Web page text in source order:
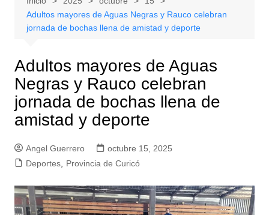
Adultos mayores de Aguas Negras y Rauco celebran
jornada de bochas llena de amistad y deporte
Adultos mayores de Aguas
Negras y Rauco celebran
jornada de bochas llena de
amistad y deporte
Angel Guerrero
octubre 15, 2025
Deportes, Provincia de Curicó